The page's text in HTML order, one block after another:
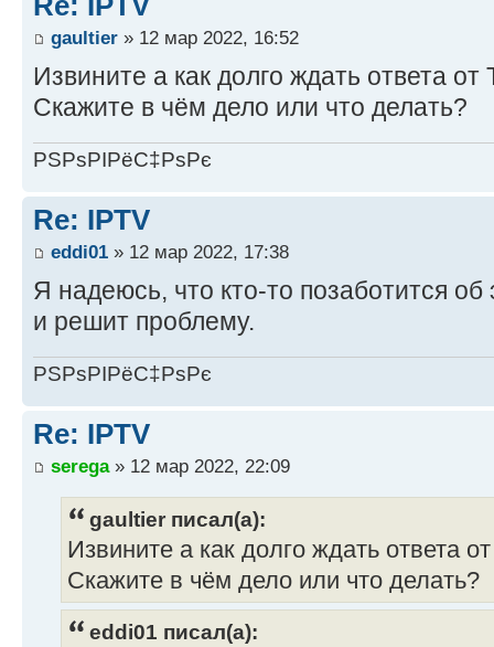
gaultier » 12 мар 2022, 16:52
Извините а как долго ждать ответа
Скажите в чём дело или что делать?
РЅРѕРІРёС‡РѕРє
Re: IPTV
eddi01 » 12 мар 2022, 17:38
Я надеюсь, что кто-то позаботится
и решит проблему.
РЅРѕРІРёС‡РѕРє
Re: IPTV
serega» 12 мар 2022, 22:09
gaultier писал(а):
Извините а как долго ждать ответа
Скажите в чём дело или что делать?
eddi01 писал(а):